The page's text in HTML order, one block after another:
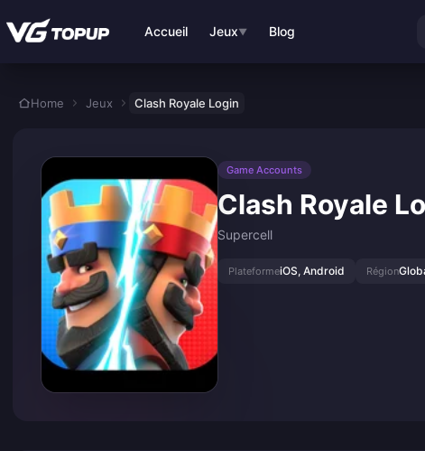
Accueil Jeux▼ Blog
Home Jeux Clash Royale Login
Game Accounts
Clash Royale
Supercell
PlateformeiOS, Android Région